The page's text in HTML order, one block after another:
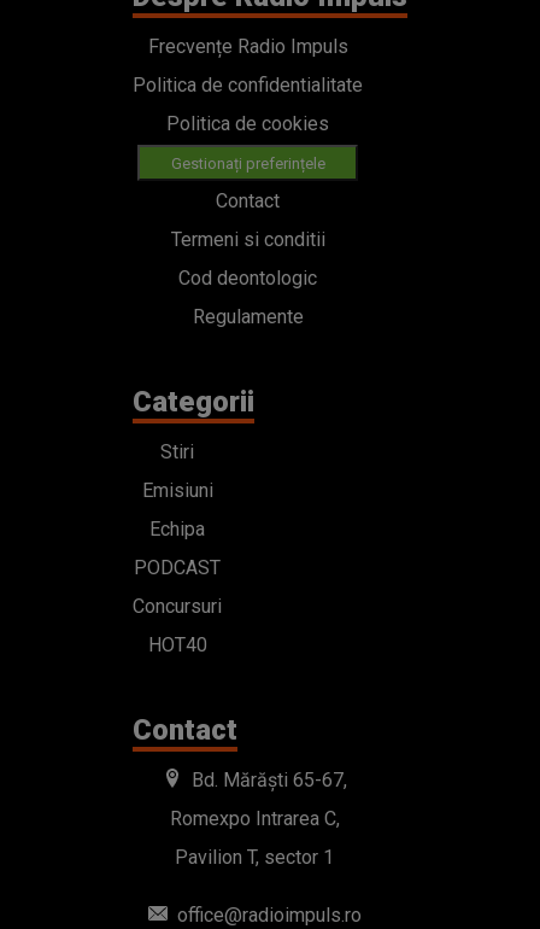
Frecvențe Radio Impuls
Politica de confidentialitate
Politica de cookies
Gestionați preferințele
Contact
Termeni si conditii
Cod deontologic
Regulamente
Categorii
Stiri
Emisiuni
Echipa
PODCAST
Concursuri
HOT40
Contact
Bd. Mărăști 65-67,
Romexpo Intrarea C,
Pavilion T, sector 1
office@radioimpuls.ro